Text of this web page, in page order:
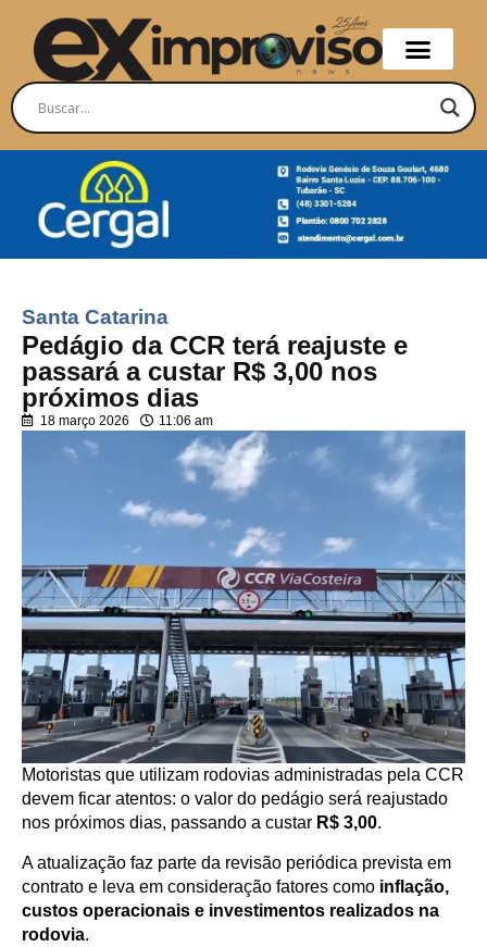
Santa Catarina
Pedágio da CCR terá reajuste e
passará a custar R$ 3,00 nos
próximos dias
18 março 2026 11:06 am
Motoristas que utilizam rodovias administradas pela CCR
devem ficar atentos: o valor do pedágio será reajustado
nos próximos dias, passando a custar R$ 3,00.
A atualização faz parte da revisão periódica prevista em
contrato e leva em consideração fatores como inflação,
custos operacionais e investimentos realizados na
rodovia.